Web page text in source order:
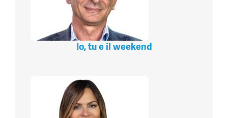
Io, tu e il weekend